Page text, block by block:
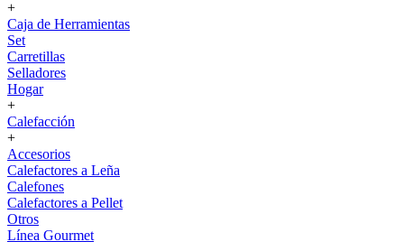
+
Caja de Herramientas
Set
Carretillas
Selladores
Hogar
+
Calefacción
+
Accesorios
Calefactores a Leña
Calefones
Calefactores a Pellet
Otros
Línea Gourmet